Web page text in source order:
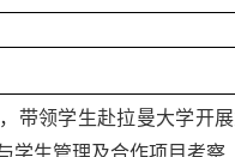
带领学生赴拉曼大学开
学生管理及合作项目考察